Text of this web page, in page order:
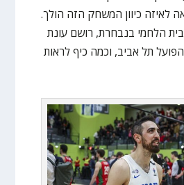
לאיזה כיוון המשחק הזה הולך.
הלחמי בנבחרת, רושם עונת
תל אביב, וכמה כיף לראות